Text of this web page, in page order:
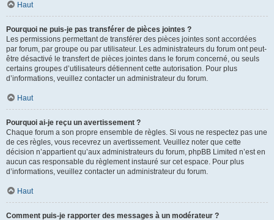
Haut
Pourquoi ne puis-je pas transférer de pièces jointes ?
Les permissions permettant de transférer des pièces jointes sont accordées
par forum, par groupe ou par utilisateur. Les administrateurs du forum ont peut-
être désactivé le transfert de pièces jointes dans le forum concerné, ou seuls
certains groupes d’utilisateurs détiennent cette autorisation. Pour plus
d’informations, veuillez contacter un administrateur du forum.
Haut
Pourquoi ai-je reçu un avertissement ?
Chaque forum a son propre ensemble de règles. Si vous ne respectez pas une
de ces règles, vous recevrez un avertissement. Veuillez noter que cette
décision n’appartient qu’aux administrateurs du forum, phpBB Limited n’est en
aucun cas responsable du règlement instauré sur cet espace. Pour plus
d’informations, veuillez contacter un administrateur du forum.
Haut
Comment puis-je rapporter des messages à un modérateur ?